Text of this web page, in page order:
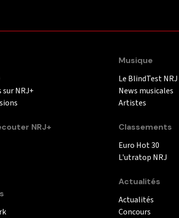
NRJ+
NRJ+
Musique
Le BlindTest NRJ
News musicales
Artistes
Classements
Euro Hot 30
L'utratop NRJ
Actualités
Actualités
Concours